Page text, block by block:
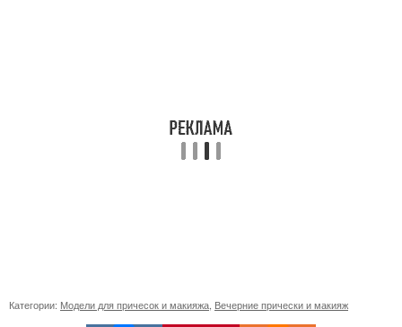
Категории: Модели для причесок и макияжа Вечерние прически и макияж